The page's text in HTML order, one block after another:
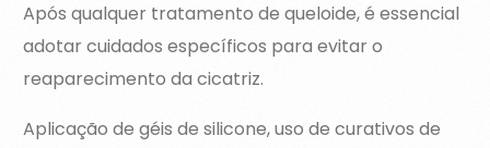
Após qualquer tratamento de queloide, é essencial
adotar cuidados específicos para evitar o
reaparecimento da cicatriz.
Aplicação de géis de silicone, uso de curativos de